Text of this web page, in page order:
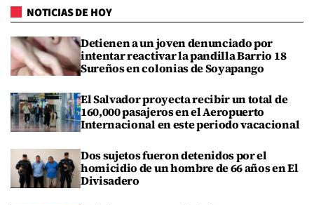
NOTICIAS DE HOY
Detienen a un joven denunciado por
intentar reactivar la pandilla Barrio 18
Sureños en colonias de Soyapango
El Salvador proyecta recibir un total de
160,000 pasajeros en el Aeropuerto
Internacional en este periodo vacacional
Dos sujetos fueron detenidos por el
homicidio de un hombre de 66 años en El
Divisadero